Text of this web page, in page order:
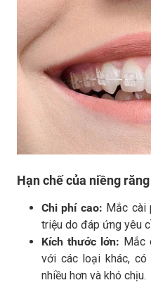
Hạn chế của niềng
Chi phí cao: Mắc
triệu do đáp ứng yêu
Kích thước lớn: Mắc
với các loại khác,
nhiều hơn và khó chịu.